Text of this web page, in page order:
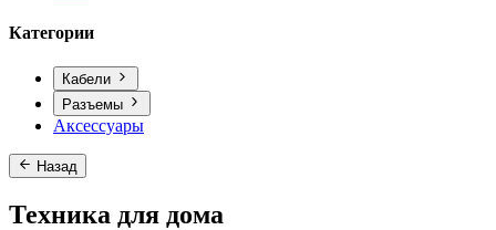
Категории
Кабели
Разъемы
Аксессуары
Назад
Техника для дома